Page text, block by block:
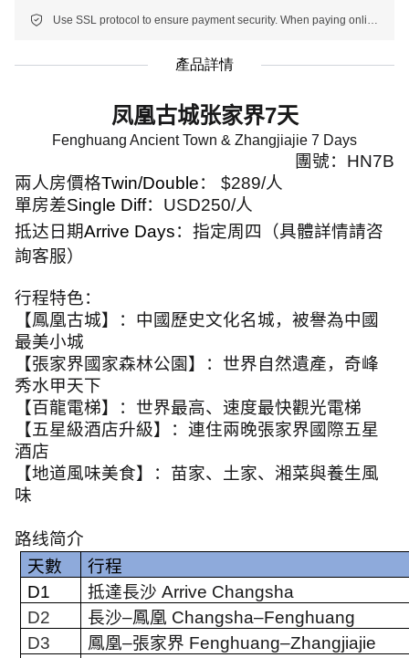
Use SSL protocol to ensure payment security. When paying online, your payment information is protected.
產品詳情
凤凰古城张家界7天
Fenghuang Ancient Town & Zhangjiajie 7 Days
團號： HN7B
兩人房價格Twin/Double： $289/人
單房差Single Diff： USD250/人
抵达日期Arrive Days：指定周四（具體詳情請咨
詢客服）
行程特色：
【鳳凰古城】：中國歷史文化名城，被譽為中國
最美小城
【張家界國家森林公園】：世界自然遺產，奇峰
秀水甲天下
【百龍電梯】：世界最高、速度最快觀光電梯
【五星級酒店升級】：連住兩晚張家界國際五星
酒店
【地道風味美食】：苗家、土家、湘菜與養生風
味
路线简介
天數
行程
D1
抵達長沙 Arrive Changsha
D2
長沙–鳳凰 Changsha–Fenghuang
D3
鳳凰–張家界 Fenghuang–Zhangjiajie